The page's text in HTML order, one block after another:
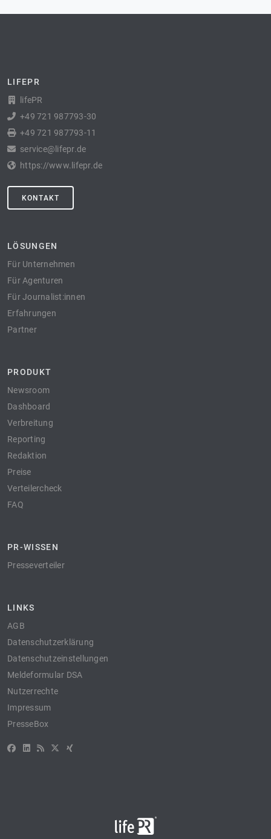
LIFEPR
lifePR
+49 721 987793-30
+49 721 987793-11
service@lifepr.de
https://www.lifepr.de
KONTAKT
LÖSUNGEN
Für Unternehmen
Für Agenturen
Für Journalist:innen
Erfahrungen
Partner
PRODUKT
Newsroom
Dashboard
Verbreitung
Reporting
Redaktion
Preise
Verteilercheck
FAQ
PR-WISSEN
Presseverteiler
LINKS
AGB
Datenschutzerklärung
Datenschutzeinstellungen
Meldeformular DSA
Nutzerrechte
Impressum
PresseBox